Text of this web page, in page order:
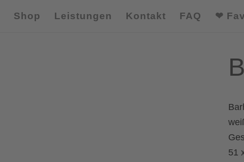
Shop Leistungen Kontakt FAQ ❤
51